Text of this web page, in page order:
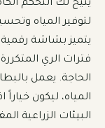
البيئات الزراعية